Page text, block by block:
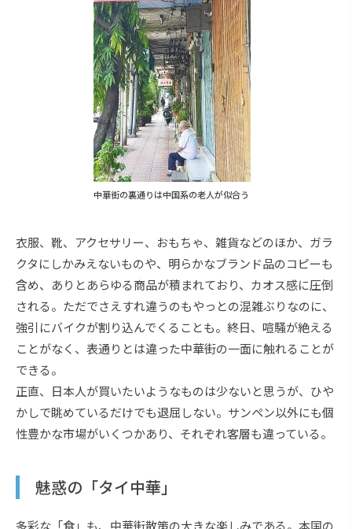
中華街の裏通りは中国系の老人が似合う
衣服、靴、アクセサリー、おもちゃ、雑貨などのほか、ガラ
クタにしかみえないものや、明らかなブランド品のコピーも
含め、ありとあらゆる商品が積まれており、カオス感に圧倒
される。ただでさえすれ違うのもやっとの混雑ぶりなのに、
強引にバイクが割り込んでくることも。終日、喧騒が絶える
ことがなく、表通りとは違った中華街の一面に触れることが
できる。
正直、日本人が買いたいようなものは少ないと思うが、ひや
かしで眺めているだけでも退屈しない。サンペン以外にも個
性豊かな市場がいくつかあり、それぞれ客層も違っている。
魅惑の「タイ中華」
多彩な「食」も、中華街散策の大きな楽しみである。本国の